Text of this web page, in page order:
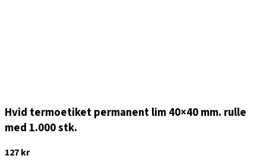
Hvid termoetiket permanent lim 40×40 mm. rulle
med 1.000 stk.
127kr